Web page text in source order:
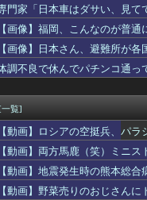
合のジャイアンツ松本剛さん
口するやつｗｗｗｗｗｗｗｗ
ザーワイ、子供の担任と朝を
ファン、W杯決勝の再試合を
台『美少女戦士セーラーム
書の戸愚呂弟さん、地獄で最
な実さんの妊娠後の胸がヤバ
ス、タバコ販売禁止法案が可
その日傘は私が貰って あ
デンに冠番組を持つ女アイド
敗】大谷翔平25号26号ホー
た子の名前が「大和」だと知
んだけどこうなるwww
品の消費税1％に減税､店頭
門家「日本車はダサい、見て
【画像】福岡、こんなのが普
【画像】日本さん、避難所が
調不良で休んでパチンコ通っ
[一覧]
【動画】ロシアの空挺兵、パ
【動画】両方馬鹿（笑）ミニ
【動画】地震発生時の熊本総
【動画】野菜売りのおじさんに